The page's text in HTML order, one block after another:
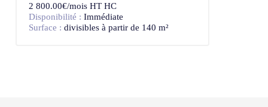
2 800.00€/mois HT HC
Disponibilité : Immédiate
Surface : divisibles à partir de 140 m²